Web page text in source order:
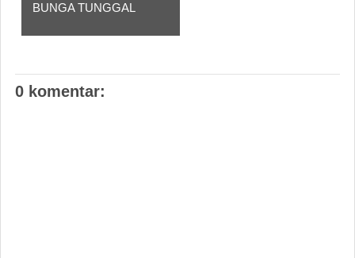
BUNGA TUNGGAL
0 komentar: